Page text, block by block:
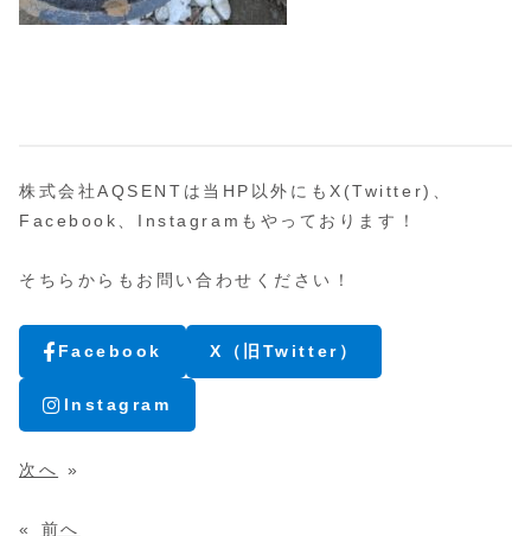
株式会社AQSENTは当HP以外にもX(Twitter)、
Facebook、Instagramもやっております！
そちらからもお問い合わせください！
Facebook X（旧Twitter）
Instagram
次へ »
« 前へ